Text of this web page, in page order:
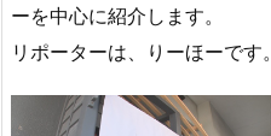
ーを中心に紹介します。
リポーターは、りーほーです。